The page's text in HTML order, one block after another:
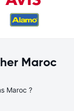
Maroc
Maroc ?